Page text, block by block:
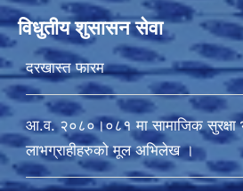
विधुतीय शुसासन सेवा
दरखास्त फारम
आ.व. २०८०।०८१ मा सामाजिक सुरक्षा
लाभग्राहीहरुको मूल अभिलेख ।